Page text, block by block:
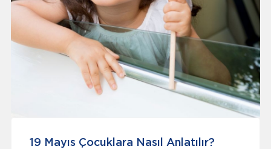
19 Mayıs Çocuklara Nasıl Anlatılır?